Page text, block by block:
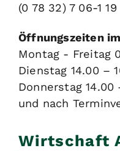
(0 78 32) 7 06-1 19
Öffnungszeiten
Montag - Freitag
Dienstag 14.00 –
Donnerstag 14.00
und nach
Wirtschaft